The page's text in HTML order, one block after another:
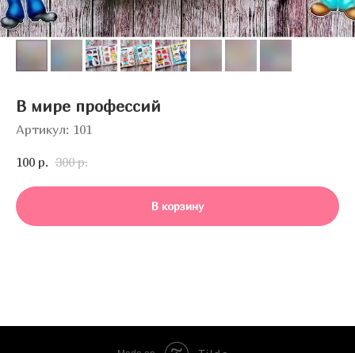
В мире профессий
Артикул: 101
100 р. 300 р.
В корзину